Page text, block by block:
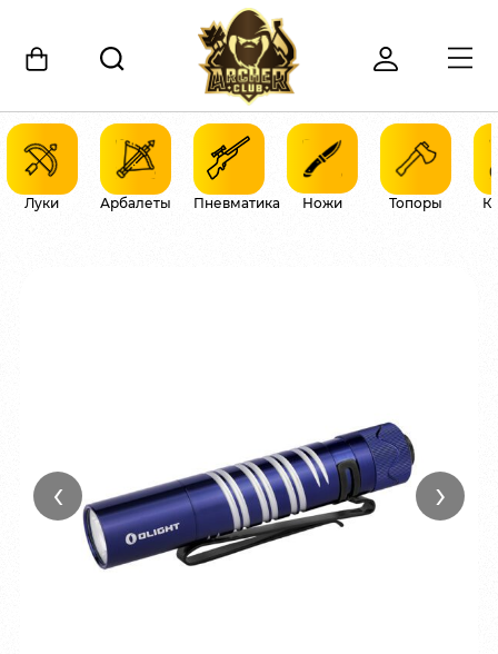
Луки Арбалеты Пневматика Ножи Топоры
‹ ›